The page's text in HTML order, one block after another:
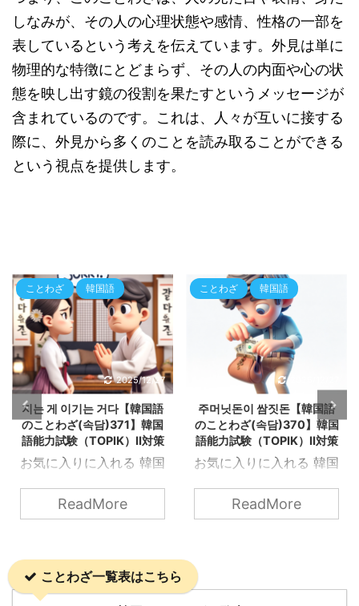
しなみが、その人の心理状態や感情、性格の一部を
表しているという考えを伝えています。外見は単に
物理的な特徴にとどまらず、その人の内面や心の状
態を映し出す鏡の役割を果たすというメッセージが
含まれているのです。これは、人々が互いに接する
際に、外見から多くのことを読み取ることができる
という視点を提供します。
ことわざ 韓国語
2025/12/27
지는 게 이기는 거다【韓国語
のことわざ(속담)371】韓国
語能力試験（TOPIK）Ⅱ対策
お気に入りに入れる 韓国
にも出てくる韓国の「こ
とわざ（속담）」を知ろ
OpenAIのDALL·Eによっ
て生成 지는 게 이기는 거
다 直訳: 「負けることが
ReadMore
ことわざ 韓国語
주머닛돈이 쌈짓돈【韓国語
のことわざ(속담)370】韓国
語能力試験（TOPIK）Ⅱ対策
お気に入りに入れる 韓国
にも出てくる韓国の「こ
とわざ（속담）」を知ろ
て生成 주머닛돈이 쌈짓
ReadMore
ことわざ一覧表はこちら